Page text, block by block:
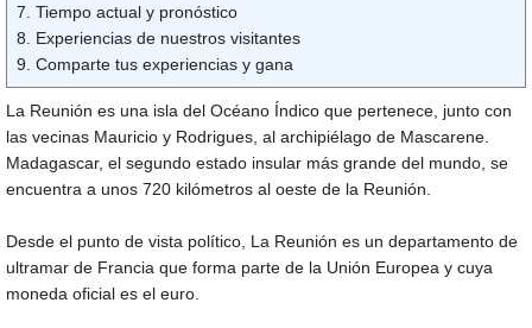
7. Tiempo actual y pronóstico
8. Experiencias de nuestros visitantes
9. Comparte tus experiencias y gana
La Reunión es una isla del Océano Índico que pertenece, junto con
las vecinas Mauricio y Rodrigues, al archipiélago de Mascarene.
Madagascar, el segundo estado insular más grande del mundo, se
encuentra a unos 720 kilómetros al oeste de la Reunión.
Desde el punto de vista político, La Reunión es un departamento de
ultramar de Francia que forma parte de la Unión Europea y cuya
moneda oficial es el euro.